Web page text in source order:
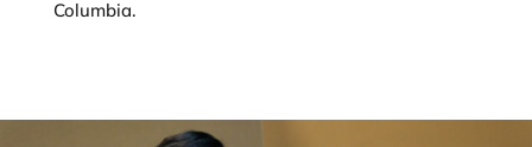
Columbia.